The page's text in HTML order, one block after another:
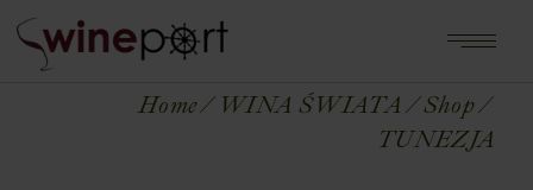
Home WINA ŚWIATA
Shop
TUNEZJA